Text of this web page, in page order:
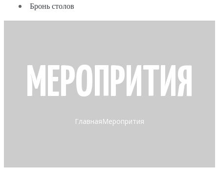
Бронь столов
МЕРОПРИТИЯ
ГлавнаяМеропрития